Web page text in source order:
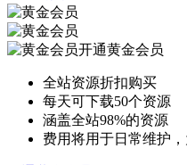
开通黄金会员
全站资源折扣购买
每天可下载50个资源
涵盖全站98%的资源
费用将用于日常维护